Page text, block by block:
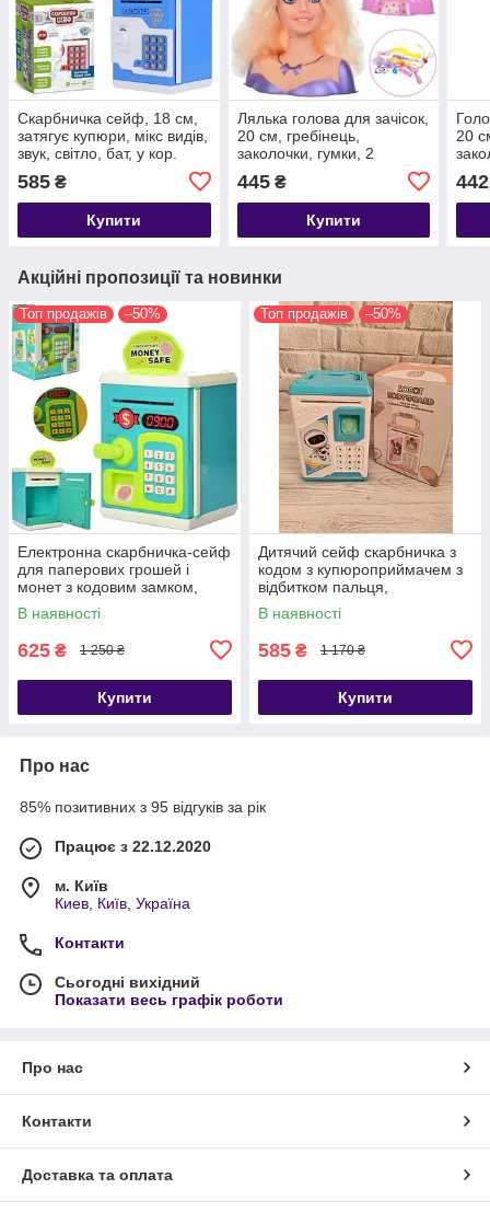
Скарбничка сейф, 18 см,
затягує купюри, мікс видів,
звук, світло, бат, у кор.
585 ₴
Купити
Лялька голова для зачісок,
20 см, гребінець,
заколочки, гумки, 2
27*25,5*11,5см (24шт)
445₴
Купити
20
442
Акційні пропозиції та новинки
Топ продажів –50%
Електронна скарбничка-сейф
для паперових грошей і
монет з кодовим замком,
Сейф скарбничка з кодовим
замком
В наявності
625 ₴ 1 250 ₴
Купити
Топ продажів –50%
Дитячий сейф скарбничка з
кодом з купюроприймачем з
відбитком пальця,
Скарбничка у вигляді сейфа
Robot bodyguard скарбничка
В наявності
585 ₴ 1 170 ₴
Купити
Про нас
85% позитивних з 95 відгуків за рік
Працює з 22.12.2020
м. Київ
Киев, Київ, Україна
Контакти
Сьогодні вихідний
Показати весь графік роботи
Про нас
Контакти
Доставка та оплата